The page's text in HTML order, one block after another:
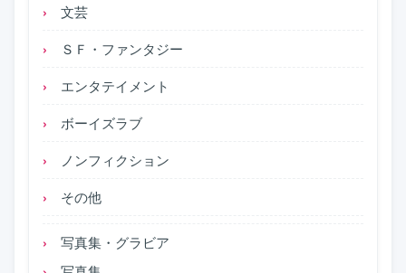
文芸
ＳＦ・ファンタジー
エンタテイメント
ボーイズラブ
ノンフィクション
その他
写真集・グラビア